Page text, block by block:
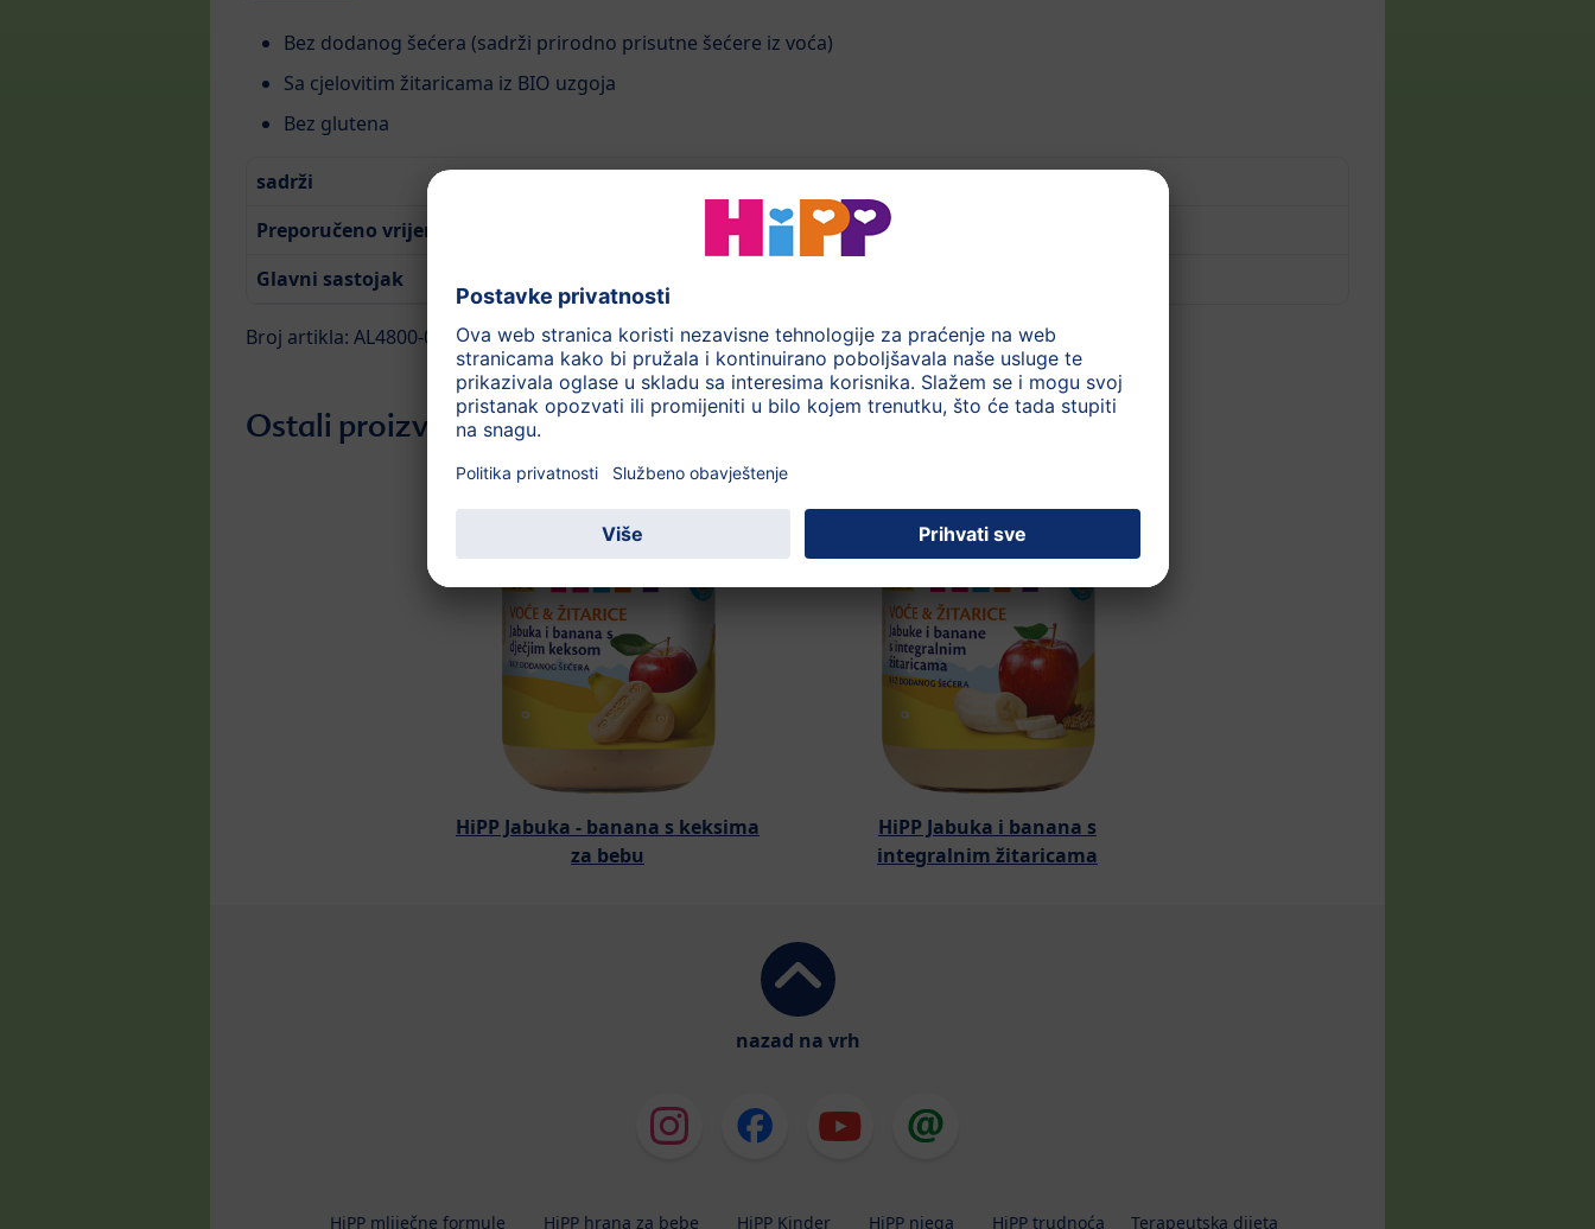
Bez dodanog šećera (sadrži prirodno prisutne šećere iz voća)
Sa cjelovitim žitaricama iz BIO uzgoja
Bez glutena
sadrži
Preporučeno vrijeme za hranjenje
Glavni sastojak
Broj artikla: AL4800-02
Ostali proizvodi iz ove kategorije
HiPP Jabuka - banana s keksima
za bebu
HiPP Jabuka i banana s
integralnim žitaricama
nazad na vrh
HiPP mliječne formule HiPP hrana za bebe HiPP Kinder HiPP njega HiPP trudnoća Terapeutska dijeta